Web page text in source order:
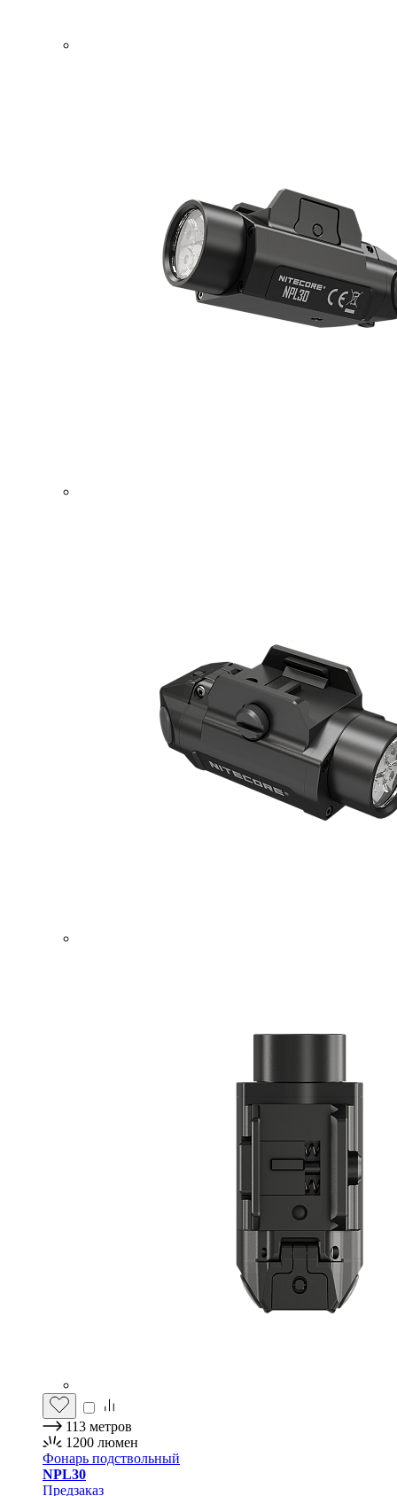
113 метров
1200 люмен
Фонарь подствольный
NPL30
Предзаказ